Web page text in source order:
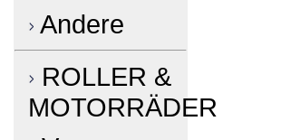
Andere
ROLLER &
MOTORRÄDER